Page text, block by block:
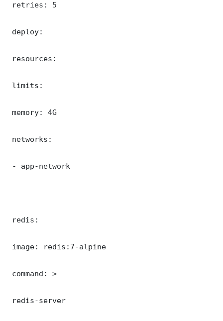
retries: 5
deploy:
resources:
limits:
memory: 4G
networks:
- app-network
redis:
image: redis:7-alpine
command: >
redis-server